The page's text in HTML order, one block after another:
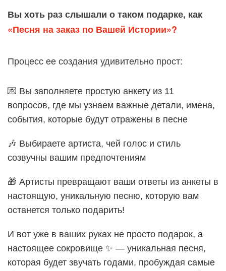
Вы хоть раз слышали о таком подарке, как
«Песня на заказ по Вашей Истории»?
Процесс ее создания удивительно прост:
💌 Вы заполняете простую анкету из 11
вопросов, где мы узнаем важные детали, имена,
события, которые будут отражены в песне
🎶 Выбираете артиста, чей голос и стиль
созвучны вашим предпочтениям
🎁 Артисты превращают ваши ответы из анкеты в
настоящую, уникальную песню, которую вам
останется только подарить!
И вот уже в ваших руках не просто подарок, а
настоящее сокровище ✨ — уникальная песня,
которая будет звучать годами, пробуждая самые